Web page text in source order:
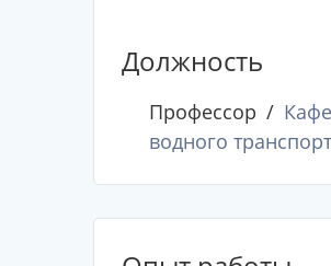
Должность
Профессор
водного